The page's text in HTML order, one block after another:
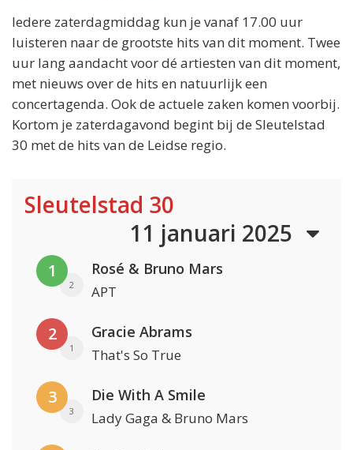
Iedere zaterdagmiddag kun je vanaf 17.00 uur
luisteren naar de grootste hits van dit moment. Twee
uur lang aandacht voor dé artiesten van dit moment,
met nieuws over de hits en natuurlijk een
concertagenda. Ook de actuele zaken komen voorbij.
Kortom je zaterdagavond begint bij de Sleutelstad
30 met de hits van de Leidse regio.
Sleutelstad 30
11 januari 2025
1
2
Rosé & Bruno Mars
APT
2
1
Gracie Abrams
That's So True
3
3
Die With A Smile
Lady Gaga & Bruno Mars